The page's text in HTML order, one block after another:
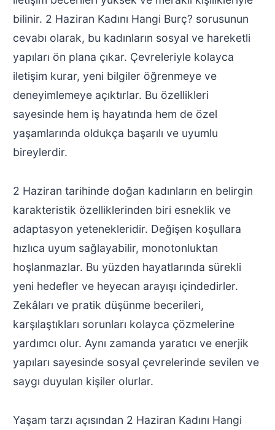
bilinir. 2 Haziran Kadını Hangi Burç? sorusunun
cevabı olarak, bu kadınların sosyal ve hareketli
yapıları ön plana çıkar. Çevreleriyle kolayca
iletişim kurar, yeni bilgiler öğrenmeye ve
deneyimlemeye açıktırlar. Bu özellikleri
sayesinde hem iş hayatında hem de özel
yaşamlarında oldukça başarılı ve uyumlu
bireylerdir.
2 Haziran tarihinde doğan kadınların en belirgin
karakteristik özelliklerinden biri esneklik ve
adaptasyon yetenekleridir. Değişen koşullara
hızlıca uyum sağlayabilir, monotonluktan
hoşlanmazlar. Bu yüzden hayatlarında sürekli
yeni hedefler ve heyecan arayışı içindedirler.
Zekâları ve pratik düşünme becerileri,
karşılaştıkları sorunları kolayca çözmelerine
yardımcı olur. Aynı zamanda yaratıcı ve enerjik
yapıları sayesinde sosyal çevrelerinde sevilen ve
saygı duyulan kişiler olurlar.
Yaşam tarzı açısından 2 Haziran Kadını Hangi